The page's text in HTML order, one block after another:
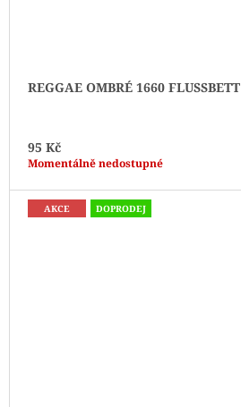
REGGAE OMBRÉ 1660 FLUSSBETT
95 Kč
Momentálně nedostupné
AKCE DOPRODEJ